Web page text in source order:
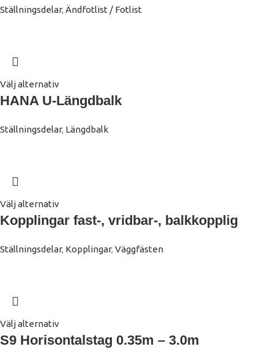
Ställningsdelar, Ändfotlist / Fotlist
Välj alternativ
HANA U-Längdbalk
Ställningsdelar, Längdbalk
Välj alternativ
Kopplingar fast-, vridbar-, balkkopplig
Ställningsdelar, Kopplingar, Väggfästen
Välj alternativ
S9 Horisontalstag 0.35m – 3.0m